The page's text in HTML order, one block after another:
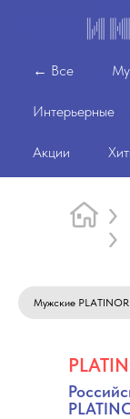
← Все
Интерьерные
Акции
Мужские PLATINOR